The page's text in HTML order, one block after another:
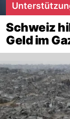
Schweiz
Geld im